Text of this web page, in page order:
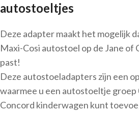
autostoeltjes
Deze adapter maakt het mogelijk
Maxi-Cosi autostoel op de Jane of
past!
Deze autostoeladapters zijn een
waarmee u een autostoeltje groep
Concord kinderwagen kunt